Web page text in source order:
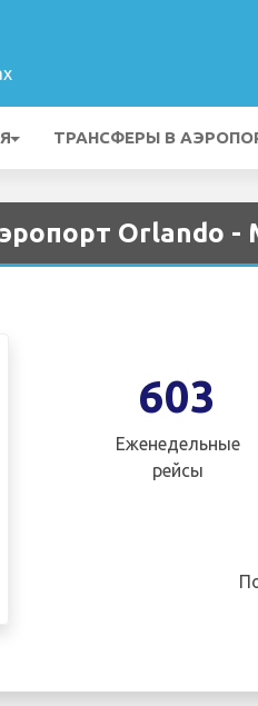
ТРАНСФЕРЫ В
Orlando -
603
Еженедельные
рейсы